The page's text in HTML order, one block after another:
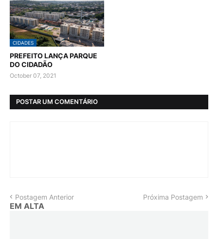
CIDADES
PREFEITO LANÇA PARQUE
DO CIDADÃO
October 07, 2021
POSTAR UM COMENTÁRIO
Postagem Anterior Próxima Postagem
EM ALTA